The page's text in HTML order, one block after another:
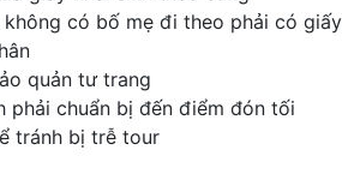
có bố mẹ đi theo phải có giấy
quản tư trang
phải chuẩn bị đến điểm đón tối
tránh bị trễ tour